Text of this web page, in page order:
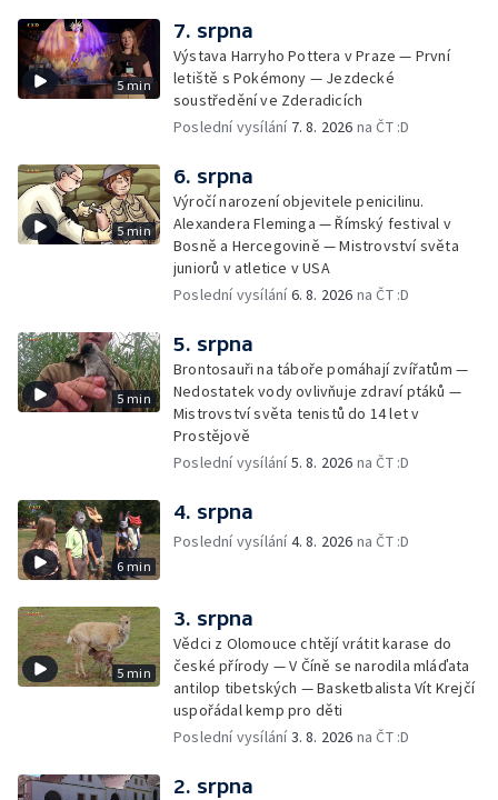
5 min
7. srpna
Výstava Harryho Pottera v Praze — První
letiště s Pokémony — Jezdecké
soustředění ve Zderadicích
Poslední vysílání 7. 8. 2026 na ČT :D
5 min
6. srpna
Výročí narození objevitele penicilinu.
Alexandera Fleminga — Římský festival v
Bosně a Hercegovině — Mistrovství světa
juniorů v atletice v USA
Poslední vysílání6. 8. 2026 na ČT :D
5 min
5. srpna
Brontosauři na táboře pomáhají zvířatům —
Nedostatek vody ovlivňuje zdraví ptáků —
Mistrovství světa tenistů do 14 let v
Prostějově
Poslední vysílání5. 8. 2026 na ČT :D
6 min
4. srpna
Poslední vysílání4. 8. 2026 na ČT :D
5 min
3. srpna
Vědci z Olomouce chtějí vrátit karase do
české přírody — V Číně se narodila mláďata
antilop tibetských — Basketbalista Vít Krejčí
uspořádal kemp pro děti
Poslední vysílání3. 8. 2026 na ČT :D
2. srpna